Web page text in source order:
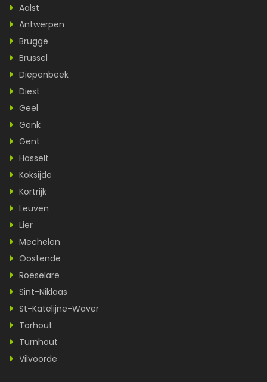
Aalst
Antwerpen
Brugge
Brussel
Diepenbeek
Diest
Geel
Genk
Gent
Hasselt
Koksijde
Kortrijk
Leuven
Lier
Mechelen
Oostende
Roeselare
Sint-Niklaas
St-Katelijne-Waver
Torhout
Turnhout
Vilvoorde